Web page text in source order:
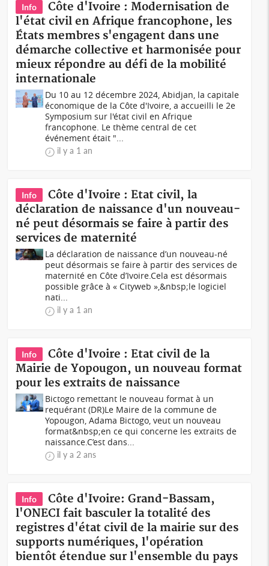
Info
Côte d'Ivoire : Modernisation de
l'état civil en Afrique francophone, les
États membres s'engagent dans une
démarche collective et harmonisée pour
mieux répondre au défi de la mobilité
internationale
Du 10 au 12 décembre 2024, Abidjan, la capitale
économique de la Côte d'Ivoire, a accueilli le 2e
Symposium sur l'état civil en Afrique
francophone. Le thème central de cet
événement était "...
il y a 1 an
Info
Côte d'Ivoire : Etat civil, la
déclaration de naissance d'un nouveau-
né peut désormais se faire à partir des
services de maternité
La déclaration de naissance d’un nouveau-né
peut désormais se faire à partir des services de
maternité en Côte d’Ivoire.Cela est désormais
possible grâce à « Cityweb »,&nbsp;le logiciel
nati...
il y a 1 an
Info
Côte d'Ivoire : Etat civil de la
Mairie de Yopougon, un nouveau format
pour les extraits de naissance
Bictogo remettant le nouveau format à un
requérant (DR)Le Maire de la commune de
Yopougon, Adama Bictogo, veut un nouveau
format&nbsp;en ce qui concerne les extraits de
naissance.C’est dans...
il y a 2 ans
Info
Côte d'Ivoire: Grand-Bassam,
l'ONECI fait basculer la totalité des
registres d'état civil de la mairie sur des
supports numériques, l'opération
bientôt étendue sur l'ensemble du pays